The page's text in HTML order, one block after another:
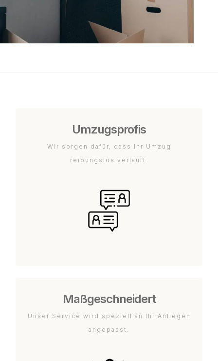
Umzugsprofis
Wir sorgen dafür, dass Ihr Umzug
reibungslos verläuft.
Maßgeschneidert
Unser Service wird speziell an Ihr Anliegen
angepasst.